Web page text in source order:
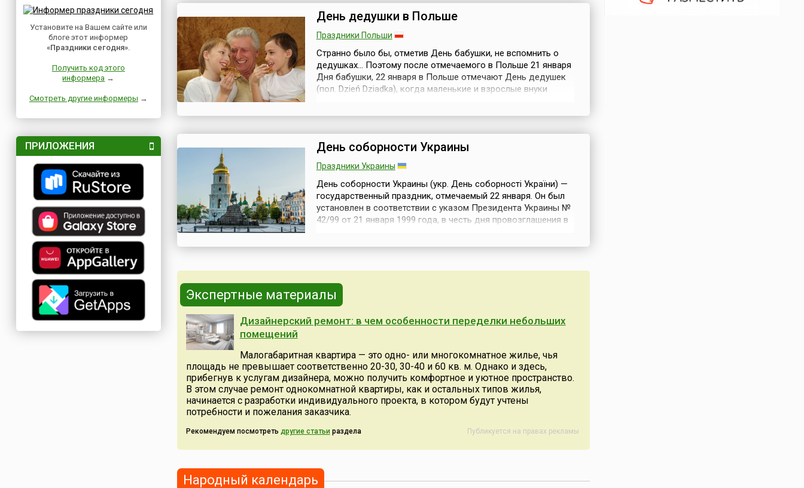
Установите на Вашем сайте или
блоге этот информер
«Праздники сегодня».
Получить код этого
информера →
Смотреть другие информеры →
ПРИЛОЖЕНИЯ
праздника был подписан ещё в 1996 году глав...
День дедушки в Польше
Праздники Польши
Странно было бы, отметив День бабушки, не вспомнить о
дедушках... Поэтому после отмечаемого в Польше 21 января
Дня бабушки, 22 января в Польше отмечают День дедушек
(пол. Dzień Dziadka), когда маленькие и взрослые внуки
детст...
День соборности Украины
Праздники Украины
День соборности Украины (укр. День соборності України) —
государственный праздник, отмечаемый 22 января. Он был
установлен в соответствии с указом Президента Украины №
42/99 от 21 января 1999 года, в честь дня провозглашения в
Экспертные материалы
Дизайнерский ремонт: в чем особенности переделки небольших
помещений
Малогабаритная квартира — это одно- или многокомнатное жилье, чья
площадь не превышает соответственно 20-30, 30-40 и 60 кв. м. Однако и здесь,
прибегнув к услугам дизайнера, можно получить комфортное и уютное пространство.
В этом случае ремонт однокомнатной квартиры, как и остальных типов жилья,
начинается с разработки индивидуального проекта, в котором будут учтены
потребности и пожелания заказчика.
Рекомендуем посмотреть другие статьи раздела Публикуется на правах рекламы
Народный календарь